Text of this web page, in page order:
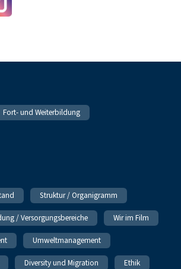
Fort- und Weiterbildung
Struktur / Organigramm
/ Versorgungsbereiche Wir im Film
Umweltmanagement
Diversity und Migration Ethik